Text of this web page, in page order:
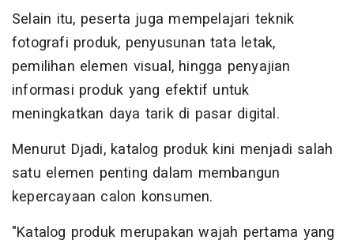
Selain itu, peserta juga mempelajari teknik
fotografi produk, penyusunan tata letak,
pemilihan elemen visual, hingga penyajian
informasi produk yang efektif untuk
meningkatkan daya tarik di pasar digital.
Menurut Djadi, katalog produk kini menjadi salah
satu elemen penting dalam membangun
kepercayaan calon konsumen.
"Katalog produk merupakan wajah pertama yang